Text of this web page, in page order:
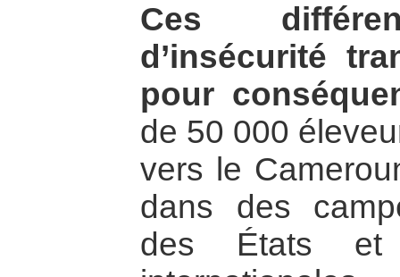
Ces
d’insécurité
pour
de 50 000
vers le
dans des
des États et